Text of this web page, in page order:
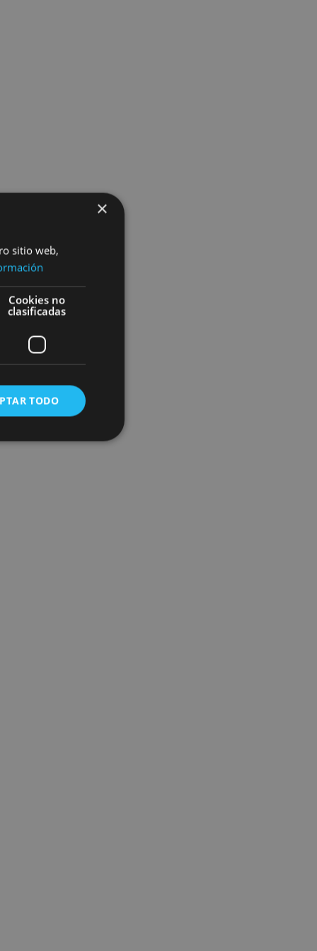
×
sitio web,
Cookies no
clasificadas
TODO